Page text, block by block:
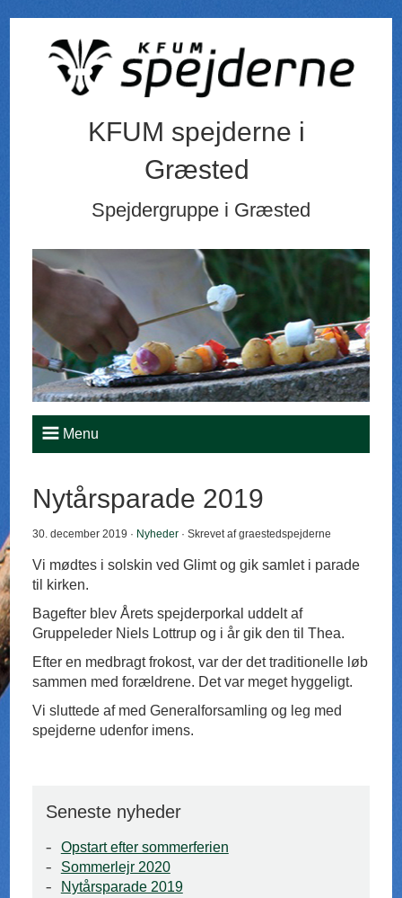
KFUM spejderne i
Græsted
Spejdergruppe i Græsted
Menu
Nytårsparade 2019
30. december 2019 · Nyheder · Skrevet af graestedspejderne
Vi mødtes i solskin ved Glimt og gik samlet i parade
til kirken.
Bagefter blev Årets spejderporkal uddelt af
Gruppeleder Niels Lottrup og i år gik den til Thea.
Efter en medbragt frokost, var der det traditionelle løb
sammen med forældrene. Det var meget hyggeligt.
Vi sluttede af med Generalforsamling og leg med
spejderne udenfor imens.
Seneste nyheder
Opstart efter sommerferien
Sommerlejr 2020
Nytårsparade 2019